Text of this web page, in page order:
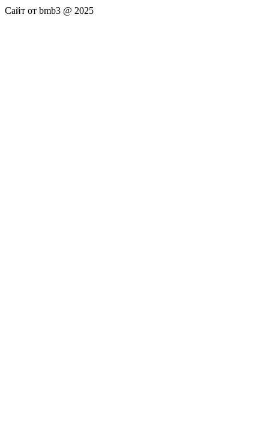
Сайт от bmb3 @ 2025